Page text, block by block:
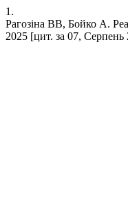
1.
Рагозіна ВВ, Бойко А.
2025 [цит. за 07,